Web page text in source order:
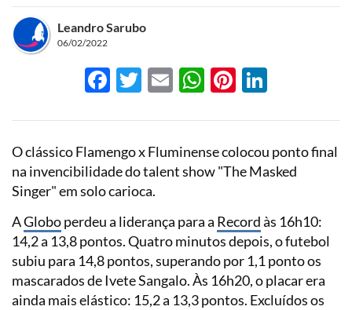
Leandro Sarubo
06/02/2022
Facebook
Twitter
EmailWhatsApp
Pinterest
O clássico Flamengo x Fluminense colocou ponto final
na invencibilidade do talent show "The Masked
Singer" em solo carioca.
AGloboperdeu a liderança para a Recordàs 16h10:
14,2 a 13,8 pontos. Quatro minutos depois, o futebol
subiu para 14,8 pontos, superando por 1,1 ponto os
mascarados de Ivete Sangalo. Às 16h20, o placar era
ainda mais elástico: 15,2 a 13,3 pontos. Excluídos os